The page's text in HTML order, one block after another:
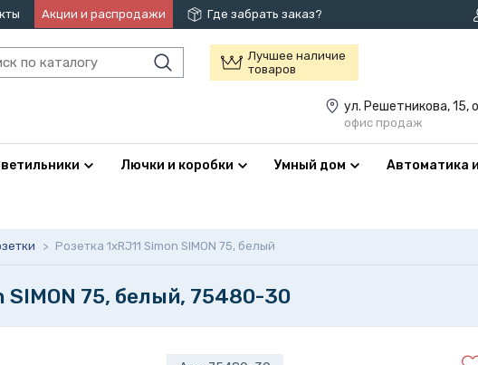
Акции и распродажи Где забрать заказ?
Лучшее наличие
товаров
ул. Решетникова, 15,
офис продаж
Лючки и коробки Умный дом Автоматика
> Розетка 1xRJ11 Simon SIMON 75, белый
SIMON 75, белый, 75480-30